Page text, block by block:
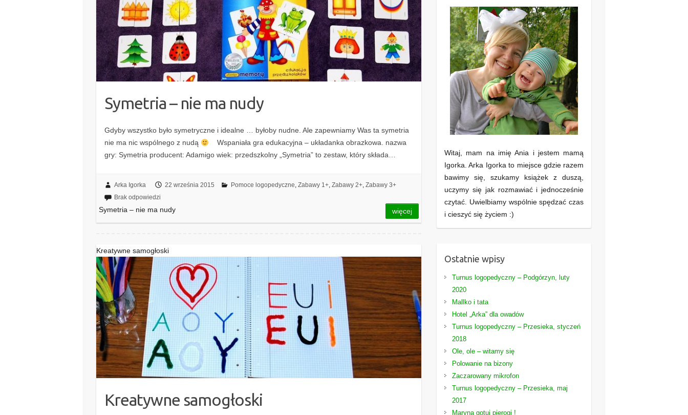
Symetria – nie ma nudy
Gdyby wszystko było symetryczne i idealne … byłoby nudne. Ale zapewniamy Was ta symetria
nie ma nic wspólnego z nudą
Wspaniała gra edukacyjna – układanka obrazkowa. nazwa
gry: Symetria producent: Adamigo wiek: przedszkolny „Symetria” to zestaw, który składa…
Arka Igorka 22 września 2015 Pomoce logopedyczne, Zabawy 1+, Zabawy 2+, Zabawy 3+
Brak odpowiedzi
Symetria – nie ma nudy więcej
Kreatywne samogłoski
Kreatywne samogłoski
Witaj, mam na imię Ania i jestem mamą
Igorka. Arka Igorka to miejsce gdzie razem
bawimy się, szukamy książek z duszą,
uczymy się jak rozmawiać i jednocześnie
czytać. Uwielbiamy wspólnie spędzać czas
i cieszyć się życiem :)
Ostatnie wpisy
Turnus logopedyczny – Podgórzyn, luty
2020
Mallko i tata
Hotel „Arka” dla owadów
Turnus logopedyczny – Przesieka, styczeń
2018
Ole, ole – witamy się
Polowanie na bizony
Zaczarowany mikrofon
Turnus logopedyczny – Przesieka, maj
2017
Maryna gotuj pierogi !